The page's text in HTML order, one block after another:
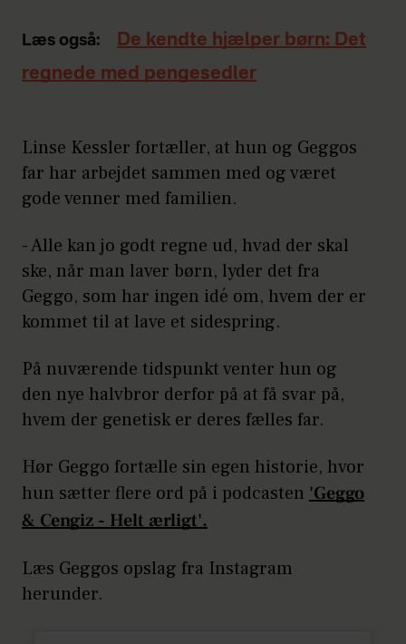
Læs også:
De kendte hjælper børn: Det
regnede med pengesedler
Linse Kessler fortæller, at hun og Geggos
far har arbejdet sammen med og været
gode venner med familien.
- Alle kan jo godt regne ud, hvad der skal
ske, når man laver børn, lyder det fra
Geggo, som har ingen idé om, hvem der er
kommet til at lave et sidespring.
På nuværende tidspunkt venter hun og
den nye halvbror derfor på at få svar på,
hvem der genetisk er deres fælles far.
Hør Geggo fortælle sin egen historie, hvor
hun sætter flere ord på i podcasten 'Geggo
& Cengiz - Helt ærligt'.
Læs Geggos opslag fra Instagram
herunder.